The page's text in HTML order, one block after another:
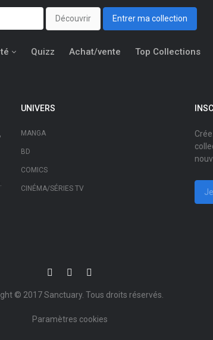
Découvrir Entrer ma collection
Quizz Achat/vente Top Collections
UNIVERS
MANGA
BD
COMICS
CINÉMA/SÉRIES TV
© 2017Sanctuary. Tous droits réservés.
Paramètres cookies